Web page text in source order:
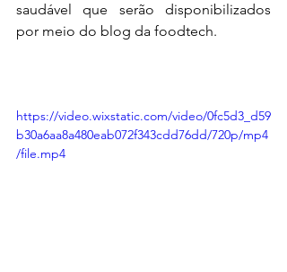
saudável que serão disponibilizados
por meio do blog da foodtech.
https://video.wixstatic.com/video/0fc5d3_d59
b30a6aa8a480eab072f343cdd76dd/720p/mp4
/file.mp4